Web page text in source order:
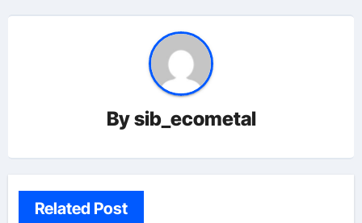
Bysib_ecometal
Related Post